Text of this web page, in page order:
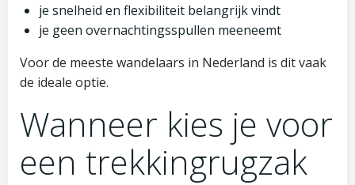
je snelheid en flexibiliteit belangrijk vindt
je geen overnachtingsspullen meeneemt
Voor de meeste wandelaars in Nederland is dit vaak
de ideale optie.
Wanneer kies je voor
een trekkingrugzak